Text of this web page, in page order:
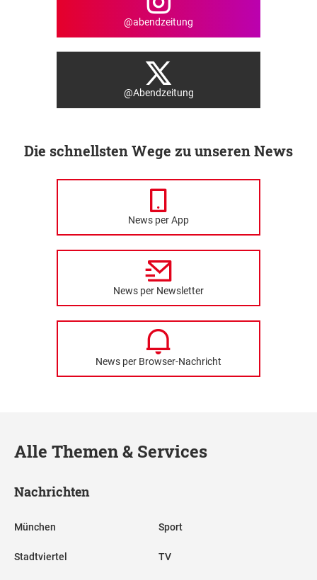
@abendzeitung
@Abendzeitung
Die schnellsten Wege zu unseren News
News per App
News per Newsletter
News per Browser-Nachricht
Alle Themen & Services
Nachrichten
München
Stadtviertel
Sport
TV